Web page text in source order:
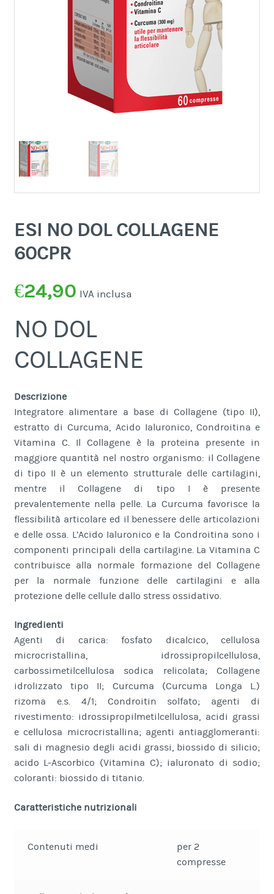
ESI NO DOL COLLAGENE
60CPR
€24,90 IVA inclusa
NO DOL
COLLAGENE
Descrizione
Integratore alimentare a base di Collagene (tipo II),
estratto di Curcuma, Acido Ialuronico, Condroitina e
Vitamina C. Il Collagene è la proteina presente in
maggiore quantità nel nostro organismo: il Collagene
di tipo II è un elemento strutturale delle cartilagini,
mentre il Collagene di tipo I è presente
prevalentemente nella pelle. La Curcuma favorisce la
flessibilità articolare ed il benessere delle articolazioni
e delle ossa. L’Acido Ialuronico e la Condroitina sono i
componenti principali della cartilagine. La Vitamina C
contribuisce alla normale formazione del Collagene
per la normale funzione delle cartilagini e alla
protezione delle cellule dallo stress ossidativo.
Ingredienti
Agenti di carica: fosfato dicalcico, cellulosa
microcristallina, idrossipropilcellulosa,
carbossimetilcellulosa sodica relicolata; Collagene
idrolizzato tipo II; Curcuma (Curcuma Longa L.)
rizoma e.s. 4/1; Condroitin solfato; agenti di
rivestimento: idrossipropilmetilcellulosa, acidi grassi
e cellulosa microcristallina; agenti antiagglomeranti:
sali di magnesio degli acidi grassi, biossido di silicio;
acido L-Ascorbico (Vitamina C); ialuronato di sodio;
coloranti: biossido di titanio.
Caratteristiche nutrizionali
Contenuti medi
per 2
compresse